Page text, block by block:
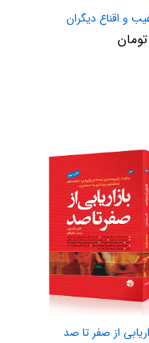
و اقناع دیگران
تومان
از صفر تا صد